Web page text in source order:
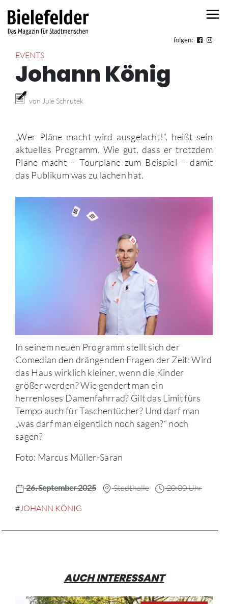
folgen:
EVENTS
Johann König
von Jule Schrutek
„Wer Pläne macht wird ausgelacht!“, heißt sein
aktuelles Programm. Wie gut, dass er trotzdem
Pläne macht – Tourpläne zum Beispiel – damit
das Publikum was zu lachen hat.
In seinem neuen Programm stellt sich der
Comedian den drängenden Fragen der Zeit: Wird
das Haus wirklich kleiner, wenn die Kinder
größer werden? Wie gendert man ein
herrenloses Damenfahrrad? Gilt das Limit fürs
Tempo auch für Taschentücher? Und darf man
„was darf man eigentlich noch sagen?“ noch
sagen?
Foto: Marcus Müller-Saran
26. September 2025 Stadthalle 20:00 Uhr
#JOHANN KÖNIG
AUCH INTERESSANT